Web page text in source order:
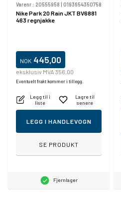
Varenr.: 20555958 | 0193654350758
Nike Park 20 Rain JKT BV6881
463 regnjakke
NOK 445,00
eksklusiv MVA 356,00
Eventuelt frakt kommer i tillegg.
Legg til i
liste
Lagre til
senere
LEGG I HANDLEVOGN
SE PRODUKT
Fjernlager